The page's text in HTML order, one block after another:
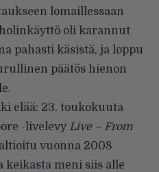
lomaillessaan
oli karannut
pahasti käsistä, ja loppu
päätös hienon
elää: 23. toukokuuta
-livelevy Live – From
vuonna 2008
keikasta meni siis alle